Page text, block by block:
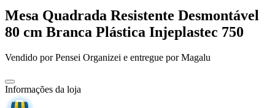
Mesa Quadrada Resistente Desmontável
80 cm Branca Plástica Injeplastec 750
Vendido porPensei Organizei e entregue por Magalu
Informações da loja